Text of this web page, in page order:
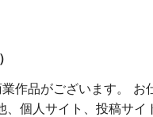
業作品がございます。
個人サイト、投稿サイ